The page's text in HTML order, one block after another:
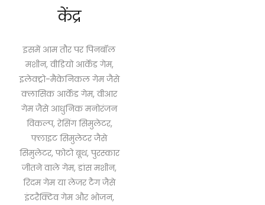
केंद्र
इसमें आम तौर पर पिनबॉल
मशीन, वीडियो आर्केड गेम,
इलेक्ट्रो-मैकेनिकल गेम जैसे
क्लासिक आर्केड गेम, वीआर
गेम जैसे आधुनिक मनोरंजन
विकल्प, रेसिंग सिमुलेटर,
फ्लाइट सिमुलेटर जैसे
सिमुलेटर, फोटो बूथ, पुरस्कार
जीतने वाले गेम, डांस मशीन,
रिदम गेम या लेजर टैग जैसे
इंटरैक्टिव गेम और भोजन,